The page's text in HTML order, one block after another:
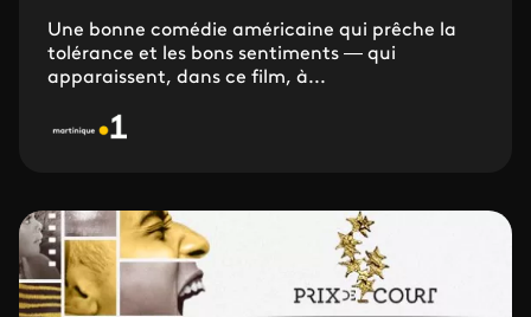
Une bonne comédie américaine qui prêche la
tolérance et les bons sentiments — qui
apparaissent, dans ce film, à...